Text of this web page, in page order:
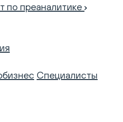
по преаналитике
Специалисты